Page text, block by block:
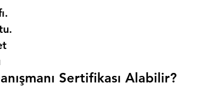
Sertifikası Alabilir?